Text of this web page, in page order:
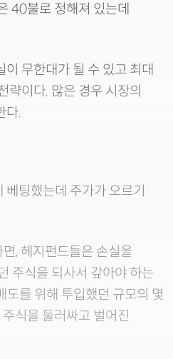
40불로 정해져 있는데
무한대가 될 수 있고 최대
략이다. 많은 경우 시장의
다.
팅했는데 주가가 오르기
, 헤지펀드들은 손실을
주식을 되사서 갚아야 하는
를 위해 투입했던 규모의 몇
식을 둘러싸고 벌어진